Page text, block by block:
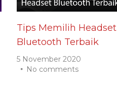
Tips Memilih Headset
Bluetooth Terbaik
5 November 2020
No comments